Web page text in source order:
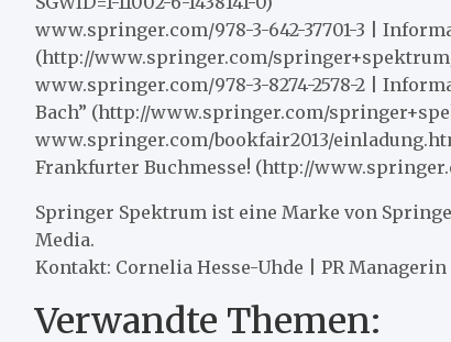
www.springer.com/978-3-642-37701-3 |
(http://www.springer.com/springer+spektrum/
www.springer.com/978-3-8274-2578-2 |
Bach” (http://www.springer.com/
www.springer.com/bookfair2013/
Frankfurter Buchmesse! (http://
Springer Spektrum ist eine Marke von
Media.
Kontakt: Cornelia Hesse-Uhde | PR
Verwandte Themen: